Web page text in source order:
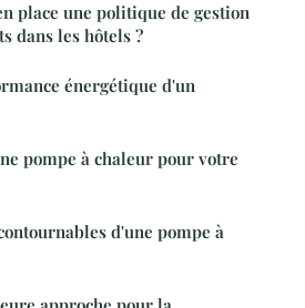
place une politique de gestion
dans les hôtels ?
énergétique d'un
pompe à chaleur pour votre
d'une pompe à